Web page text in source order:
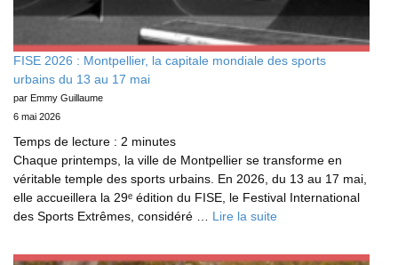
FISE 2026 : Montpellier, la capitale mondiale des sports
urbains du 13 au 17 mai
par Emmy Guillaume
6 mai 2026
Temps de lecture : 2 minutes
Chaque printemps, la ville de Montpellier se transforme en
véritable temple des sports urbains. En 2026, du 13 au 17 mai,
elle accueillera la 29ᵉ édition du FISE, le Festival International
des Sports Extrêmes, considéré … Lire la suite